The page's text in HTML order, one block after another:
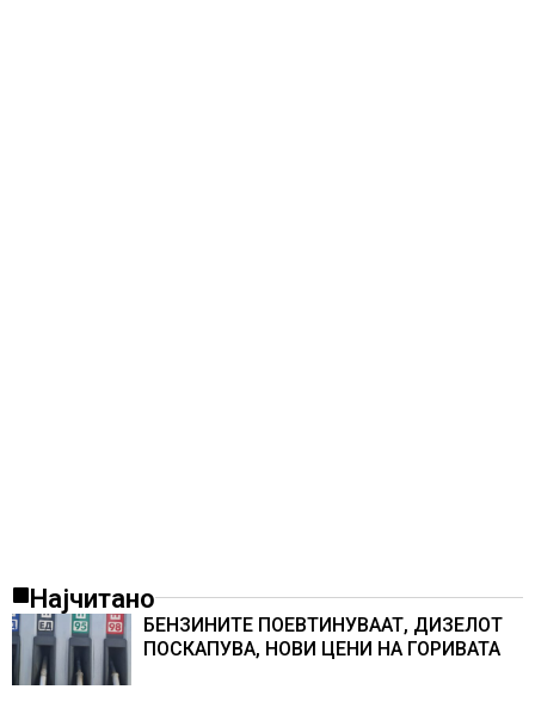
Најчитано
БЕНЗИНИТЕ ПОЕВТИНУВААТ, ДИЗЕЛОТ
ПОСКАПУВА, НОВИ ЦЕНИ НА ГОРИВАТА